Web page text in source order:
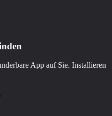
App auf Sie. Installieren